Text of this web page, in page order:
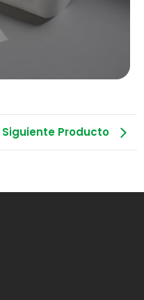
Siguiente Producto